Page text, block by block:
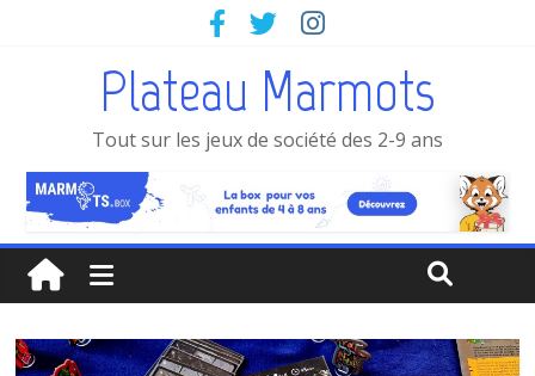
Plateau Marmots
Tout sur les jeux de société des 2-9 ans